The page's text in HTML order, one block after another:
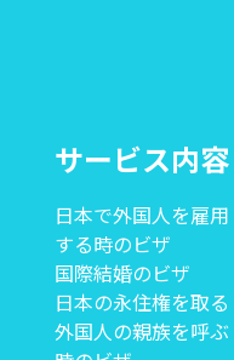
サービス内容
日本で外国人を雇用
する時のビザ
国際結婚のビザ
日本の永住権を取る
外国人の親族を呼ぶ